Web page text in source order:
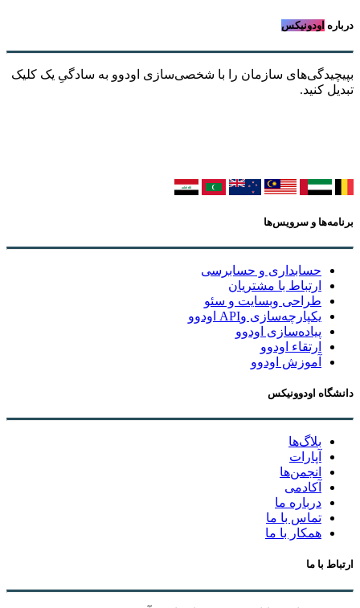
درباره اودونیکس
بپیچیدگی‌های سازمان را با شخصی‌سازی اودوو به سادگیِ یک کلیک
تبدیل کنید.
برنامه‌ها و سرویس‌ها
حسابداری و حسابرسی
ارتباط با مشتریان
طراحی وبسایت و سئو
یکپارچه‌سازی وAPI اودوو
پیاده‌سازی اودوو
ارتقاء اودوو
آموزش اودوو
دانشگاه اودوونیکس
بلاگ‌ها
آپارات
انجمن‌ها
آکادمی
درباره ما
تماس با ما
همکار با ما
ارتباط با ما